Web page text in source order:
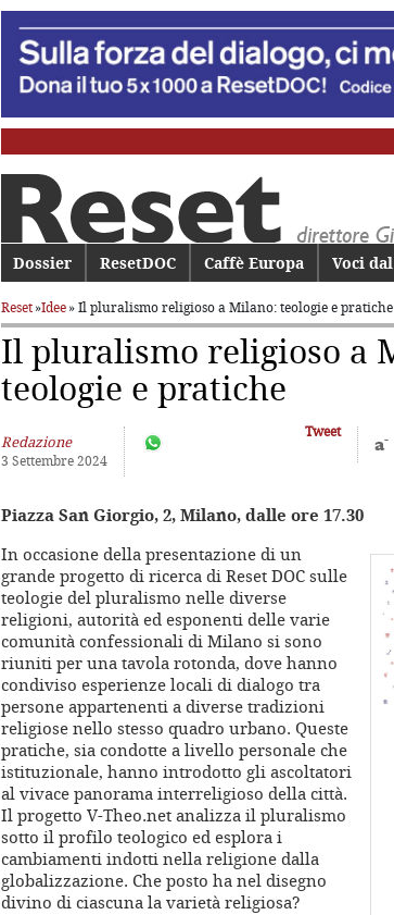
Menu principale
Vai al contenuto principale
Vai al contenuto secondario
Dossier ResetDOC Caffè Europa Voci
Reset»Idee» Il pluralismo religioso a Milano:teologie e pratiche
Il pluralismo religioso a
teologie e pratiche
Redazione
3 Settembre 2024
Tweet
a-
Piazza San Giorgio, 2, Milano, dalle ore 17.30
In occasione della presentazione di un
grande progetto di ricerca di Reset DOC sulle
teologie del pluralismo nelle diverse
religioni, autorità ed esponenti delle varie
comunità confessionali di Milano si sono
riuniti per una tavola rotonda, dove hanno
condiviso esperienze locali di dialogo tra
persone appartenenti a diverse tradizioni
religiose nello stesso quadro urbano. Queste
pratiche, sia condotte a livello personale che
istituzionale, hanno introdotto gli ascoltatori
al vivace panorama interreligioso della città.
Il progetto V-Theo.net analizza il pluralismo
sotto il profilo teologico ed esplora i
cambiamenti indotti nella religione dalla
globalizzazione. Che posto ha nel disegno
divino di ciascuna la varietà religiosa?